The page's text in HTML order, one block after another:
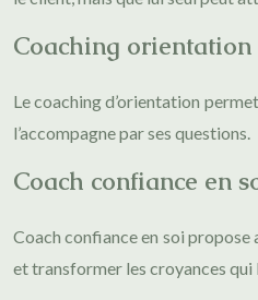
Coaching orientation
Le coaching d’orientation
l’accompagne par ses questions.
Coach confiance en
Coach confiance en soi propose
et transformer les croyances qui